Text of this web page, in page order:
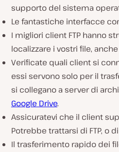
supporto del sistema
Le fantastiche interfacce
I migliori client FTP hanno
localizzare i vostri file,
Verificate quali client si
essi servono solo per il
si collegano a server di
Google Drive.
Assicuratevi che il client
Potrebbe trattarsi di FTP, o di
Il trasferimento rapido dei